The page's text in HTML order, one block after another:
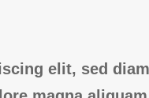
elit, sed diam